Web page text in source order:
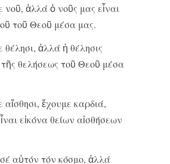
νοῦ, ἀλλά ὁ νοῦς μας εἶναι
τοῦ Θεοῦ μέσα μας.
θέλησι, ἀλλά ἡ θέλησις
τῆς θελήσεως τοῦ Θεοῦ μέσα
αἴσθησι, ἔχουμε καρδιά,
εἰκόνα θείων αἰσθήσεων
αὐτόν τόν κόσμο, ἀλλά